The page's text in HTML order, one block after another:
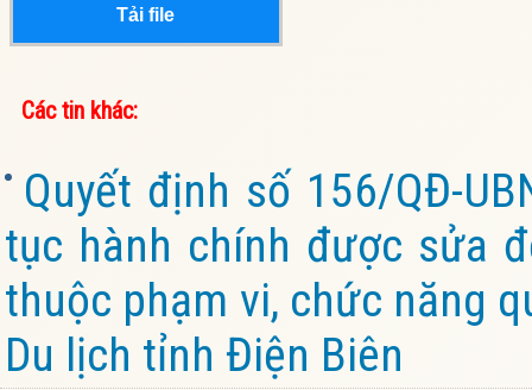
Tải file
Các tin khác:
Quyết định số 156/QĐ-
tục hành chính được sửa
thuộc phạm vi, chức năng
Du lịch tỉnh Điện Biên